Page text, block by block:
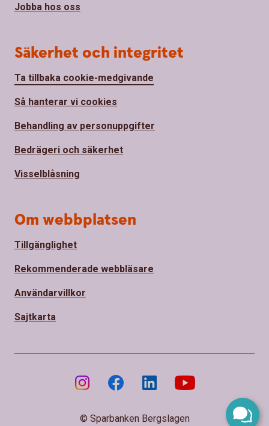
Jobba hos oss
Säkerhet och integritet
Ta tillbaka cookie-medgivande
Så hanterar vi cookies
Behandling av personuppgifter
Bedrägeri och säkerhet
Visselblåsning
Om webbplatsen
Tillgänglighet
Rekommenderade webbläsare
Användarvillkor
Sajtkarta
© Sparbanken Bergslagen